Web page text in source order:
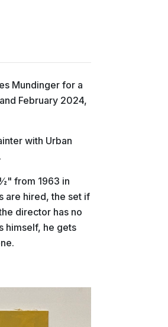
Mundinger for a
February 2024,
with Urban
from 1963 in
are hired, the set if
director has no
himself, he gets